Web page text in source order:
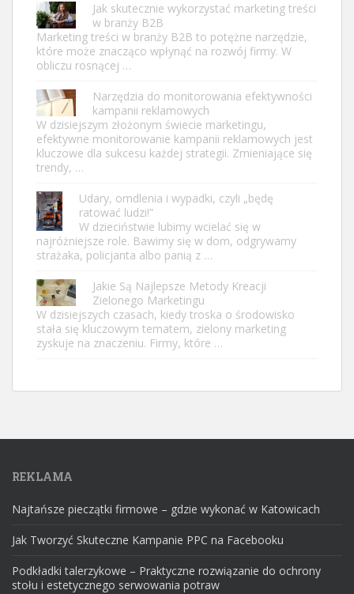
Jak skutecznie wykorzystać marketing treści
w branży B2B
Marketing treści w branży B2B to potężne narzędzie,
które może znacząco wpłynąć na rozwój firmy. W
obliczu rosnącej …
Narzędzia do monitorowania efektywności
kampanii reklamowych
W dzisiejszym złożonym świecie marketingu,
efektywne monitorowanie kampanii reklamowych jest
kluczowe dla sukcesu każdej strategii. Zmieniające się
trendy, …
Udary, omdlenia i wypadki, czyli „będę
ratować ludzi!”
W dzieciństwie lubimy wcielać się w
najróżniejsze role. Bawimy się w dom, odgrywamy
strażaka, policjanta albo panią z …
Jakie Są Najlepsze Metody Kreacji
Zielonego Marketingu
W dzisiejszych czasach, kiedy troska o środowisko
stała się kluczowym tematem, zielony marketing
zyskuje na znaczeniu. Firmy, które …
REKLAMA
Najtańsze pieczątki firmowe – gdzie wykonać w Katowicach
Jak Tworzyć Skuteczne Kampanie PPC na Facebooku
Podkładki talerzykowe – Praktyczne rozwiązanie do ochrony
stołu i estetycznego serwowania potraw